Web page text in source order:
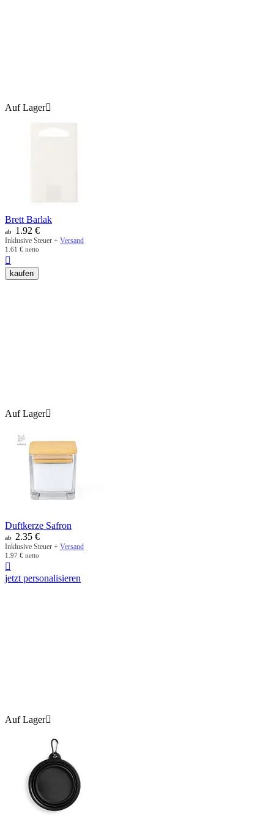
Auf Lager
Brett Barlak
ab 1.92 €
Inklusive Steuer + Versand
1.61 € netto

kaufen
Auf Lager
Duftkerze Safron
ab 2.35 €
Inklusive Steuer + Versand
1.97 € netto

jetzt personalisieren
Auf Lager